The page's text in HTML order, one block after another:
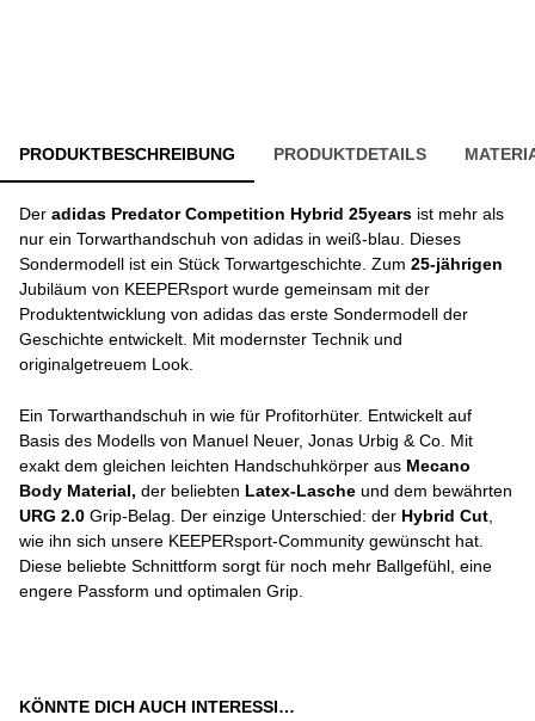
PRODUKTBESCHREIBUNG PRODUKTDETAILS
Der adidas Predator Competition Hybrid 25years ist mehr als
nur ein Torwarthandschuh von adidas in weiß-blau. Dieses
Sondermodell ist ein Stück Torwartgeschichte. Zum 25-jährigen
Jubiläum von KEEPERsport wurde gemeinsam mit der
Produktentwicklung von adidas das erste Sondermodell der
Geschichte entwickelt. Mit modernster Technik und
originalgetreuem Look.
Ein Torwarthandschuh in wie für Profitorhüter. Entwickelt auf
Basis des Modells von Manuel Neuer, Jonas Urbig & Co. Mit
exakt dem gleichen leichten Handschuhkörper aus Mecano
Body Material, der beliebten Latex-Lasche und dem bewährten
URG 2.0 Grip-Belag. Der einzige Unterschied: der Hybrid Cut
wie ihn sich unsere KEEPERsport-Community gewünscht hat.
Diese beliebte Schnittform sorgt für noch mehr Ballgefühl, eine
engere Passform und optimalen Grip.
KÖNNTE DICH AUCH INTERESSIEREN: